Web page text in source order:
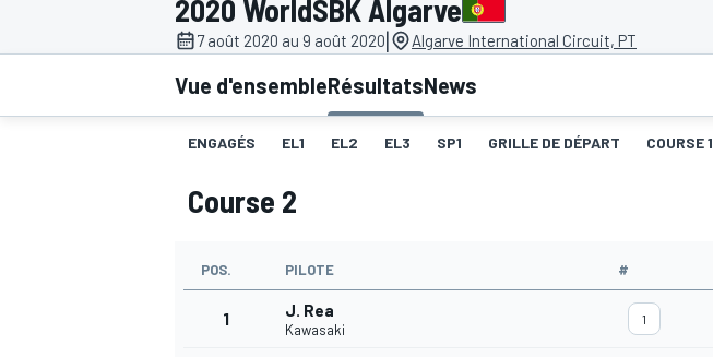
2020 WorldSBK Algarve
7 août 2020 au 9 août 2020| Algarve International Circuit, PT
Vue d'ensembleRésultatsNews
ENGAGÉS EL1 EL2 EL3 SP1 GRILLE DE DÉPART COURSE 1
Course 2
POS. PILOTE #
1 J. Rea
Kawasaki
1